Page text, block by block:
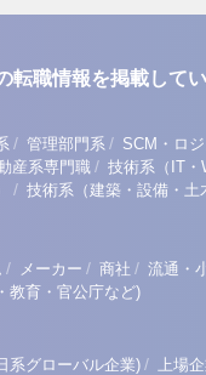
転職情報を掲載してい
/ 管理部門系 / SCM・ロ
産系専門職 / 技術系（IT・
/ 技術系（建築・設備・土
/ メーカー / 商社 / 流通・
教育・官公庁など)
系グローバル企業)/ 上場